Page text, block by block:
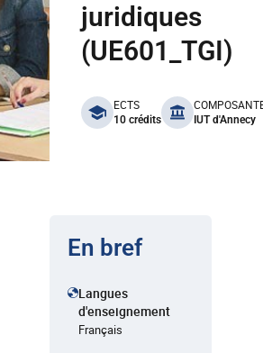
juridiques
(UE601_TGI)
benefits
ECTS
10 crédits IUT d'Annecy
En bref
Langues
d'enseignement
Français